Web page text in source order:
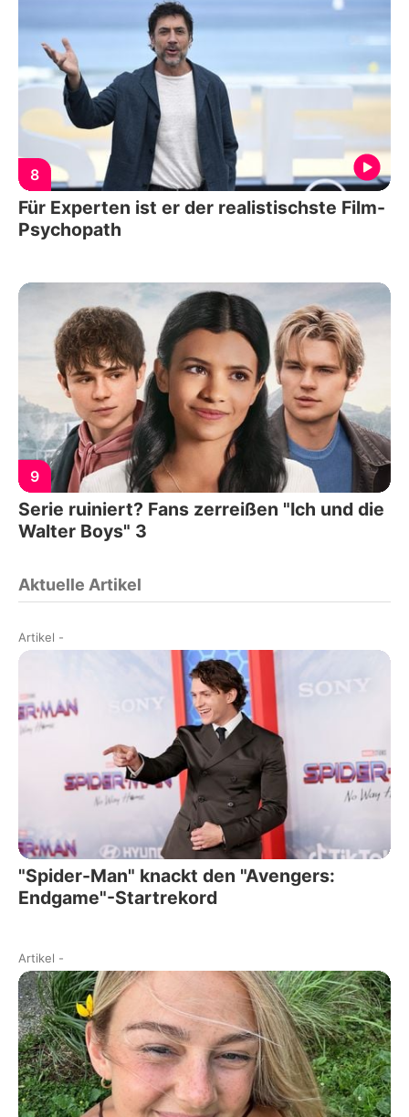
8
Für Experten ist er der realistischste Film-
Psychopath
9
Serie ruiniert? Fans zerreißen "Ich und die
Walter Boys" 3
Aktuelle Artikel
Artikel -
"Spider-Man" knackt den "Avengers:
Endgame"-Startrekord
Artikel -